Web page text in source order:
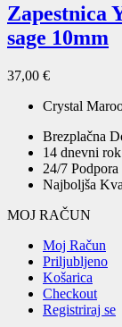
Zapestnica
sage 10mm
37,00 €
Crystal
Brezplačna
14 dnevni
24/7 Podpora
Najboljša
MOJ RAČUN
Moj Račun
Priljubljeno
Košarica
Checkout
Registriraj se